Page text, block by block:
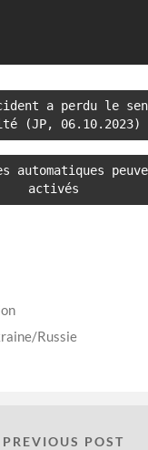
a perdu le
(JP, 06.10.2023)
automatiques
activés
Russie
POST